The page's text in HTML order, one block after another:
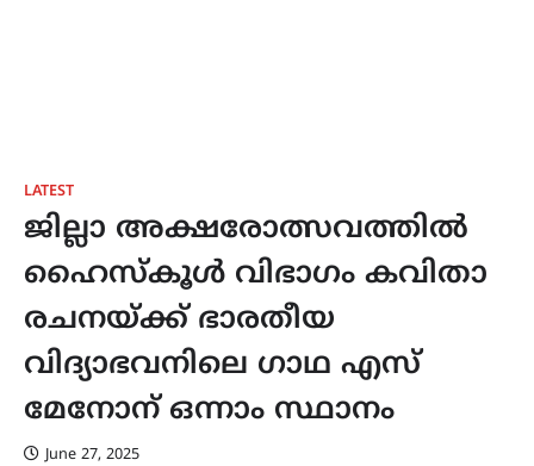
LATEST
ജില്ലാ അക്ഷരോത്സവത്തിൽ
ഹൈസ്കൂൾ വിഭാഗം കവിതാ
രചനയ്ക്ക് ഭാരതീയ
വിദ്യാഭവനിലെ ഗാഥ എസ്
മേനോന് ഒന്നാം സ്ഥാനം
June 27, 2025